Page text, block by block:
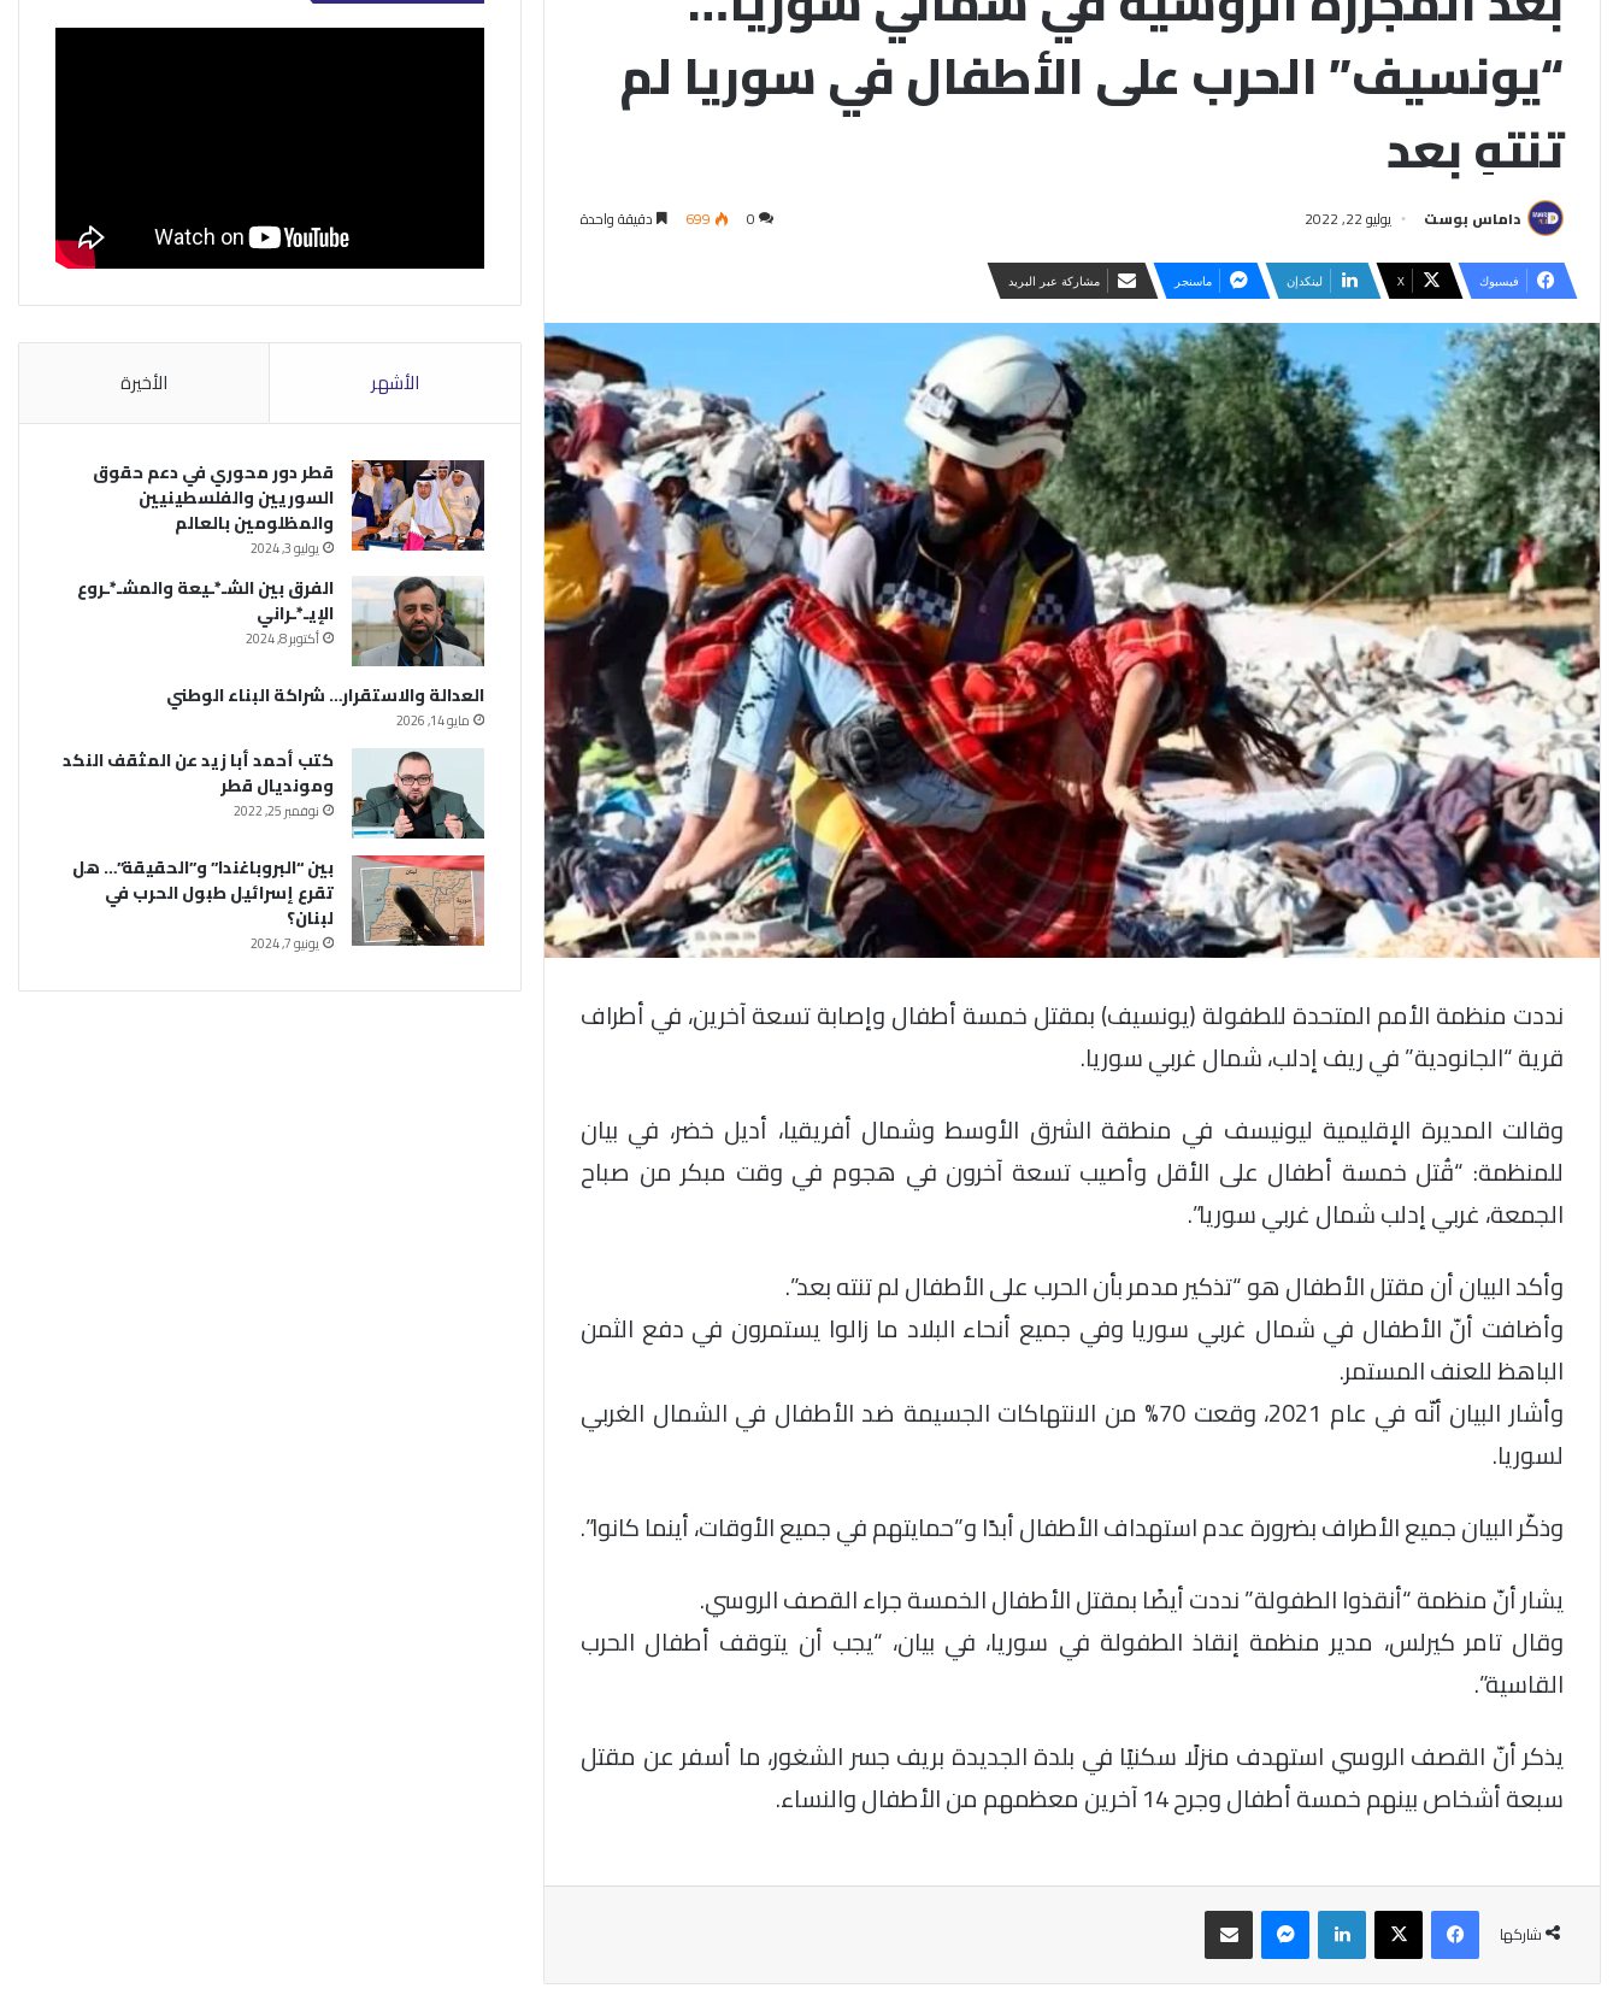
“يونسيف” الحرب على الأطفال في سوريا لم
تنتهِ بعد
داماس بوست يوليو 22, 2022 0
699 دقيقة واحدة
فيسبوك ‫X لينكدإن ماسنجر مشاركة عبر البريد
نددت منظمة الأمم المتحدة للطفولة (يونسيف) بمقتل خمسة أطفال وإصابة تسعة آخرين، في أطراف
قرية “الجانودية” في ريف إدلب، شمال غربي سوريا.
وقالت المديرة الإقليمية ليونيسف في منطقة الشرق الأوسط وشمال أفريقيا، أديل خضر، في بيان
للمنظمة: “قُتل خمسة أطفال على الأقل وأصيب تسعة آخرون في هجوم في وقت مبكر من صباح
الجمعة، غربي إدلب شمال غربي سوريا”.
وأكد البيان أن مقتل الأطفال هو “تذكير مدمر بأن الحرب على الأطفال لم تنته بعد”.
وأضافت أنّ الأطفال في شمال غربي سوريا وفي جميع أنحاء البلاد ما زالوا يستمرون في دفع الثمن
الباهظ للعنف المستمر.
وأشار البيان أنّه في عام 2021، وقعت 70% من الانتهاكات الجسيمة ضد الأطفال في الشمال الغربي
لسوريا.
وذكّر البيان جميع الأطراف بضرورة عدم استهداف الأطفال أبدًا و”حمايتهم في جميع الأوقات، أينما كانوا”.
يشار أنّ منظمة “أنقذوا الطفولة” نددت أيضًا بمقتل الأطفال الخمسة جراء القصف الروسي.
وقال تامر كيرلس، مدير منظمة إنقاذ الطفولة في سوريا، في بيان، “يجب أن يتوقف أطفال الحرب
القاسية”.
يذكر أنّ القصف الروسي استهدف منزلًا سكنيًا في بلدة الجديدة بريف جسر الشغور، ما أسفر عن مقتل
سبعة أشخاص بينهم خمسة أطفال وجرح 14 آخرين معظمهم من الأطفال والنساء.
شاركها
فيسبوك‫X لينكدإن ماسنجر مشاركة عبر البريد
الأشهر الأخيرة
قطر دور محوري في دعم حقوق
السوريين والفلسطينيين
والمظلومين بالعالم
يوليو 3, 2024
الفرق بين الشـ*ـيعة والمشـ*ـروع
الإيـ*ـراني
أكتوبر 8, 2024
العدالة والاستقرار… شراكة البناء الوطني
مايو 14, 2026
كتب أحمد أبا زيد عن المثقف النكد
ومونديال قطر
نوفمبر 25, 2022
بين “البروباغندا” و”الحقيقة”… هل
تقرع إسرائيل طبول الحرب في
لبنان؟
يونيو 7, 2024